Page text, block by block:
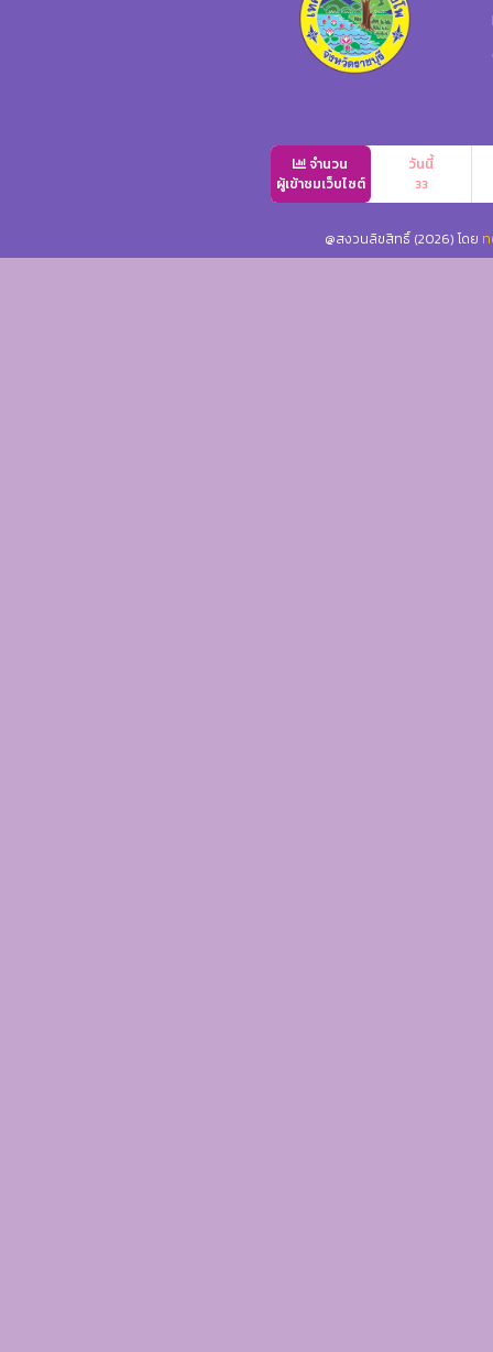
จำนวน
ผู้เข้าชมเว็บไซต์
วันนี้
33
@สงวนลิขสิทธิ์ (2026) โดย